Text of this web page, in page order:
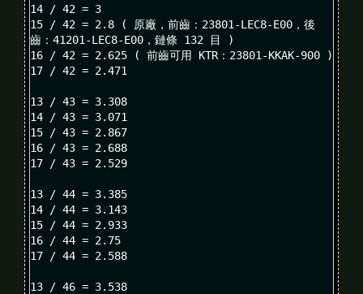
14 / 42 = 3
15 / 42 = 2.8 ( 原廠，前齒：23801-LEC8-E00，後
齒：41201-LEC8-E00，鏈條 132 目 )
16 / 42 = 2.625 ( 前齒可用 KTR：23801-KKAK-900 )
17 / 42 = 2.471
13 / 43 = 3.308
14 / 43 = 3.071
15 / 43 = 2.867
16 / 43 = 2.688
17 / 43 = 2.529
13 / 44 = 3.385
14 / 44 = 3.143
15 / 44 = 2.933
16 / 44 = 2.75
17 / 44 = 2.588
13 / 46 = 3.538